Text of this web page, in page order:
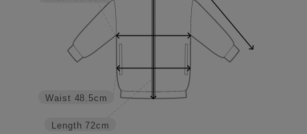
Length 72cm
Waist 48.5cm